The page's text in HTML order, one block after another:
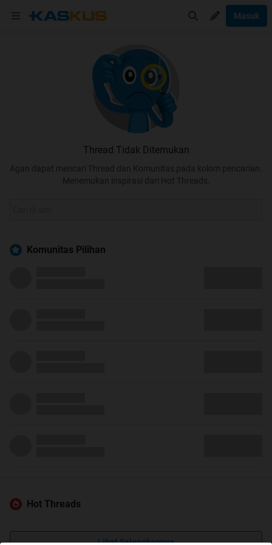
Masuk
Thread Tidak Ditemukan
Agan dapat mencari Thread dan Komunitas pada kolom pencarian.
Menemukan inspirasi dari Hot Threads.
Komunitas Pilihan
Hot Threads
Lihat Selengkapnya